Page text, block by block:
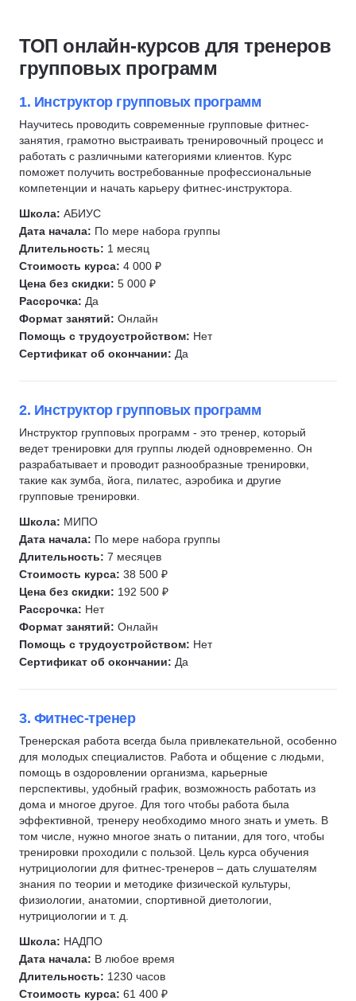
Маникюр
Массаж
Антиэйджинг
Медицина
Стоматология
Ветеринария
Медицинский регистратор
Коррекция фигуры
Коррекция бровей
Медицинский массаж
Эпиляция
Депиляция
Рентгенолаборант
Массаж лица
Антицеллюлитный массаж
Профпатология
EAACI
Иммунология
Аллергология
Дерматология
Уход за волосами
Уход за кожей
Лимфодренажный массаж
Фитнес-нутрициолог
Кинезиология
Гомеопатия
Фитнес тренеры
ТОП онлайн-курсов для тренеров
групповых программ
1. Инструктор групповых программ
Научитесь проводить современные групповые фитнес-
занятия, грамотно выстраивать тренировочный процесс и
работать с различными категориями клиентов. Курс
поможет получить востребованные профессиональные
компетенции и начать карьеру фитнес-инструктора.
Школа: АБИУС
Дата начала: По мере набора группы
Длительность: 1 месяц
Стоимость курса: 4 000 ₽
Цена без скидки: 5 000 ₽
Рассрочка: Да
Формат занятий: Онлайн
Помощь с трудоустройством: Нет
Сертификат об окончании: Да
2. Инструктор групповых программ
Инструктор групповых программ - это тренер, который
ведет тренировки для группы людей одновременно. Он
разрабатывает и проводит разнообразные тренировки,
такие как зумба, йога, пилатес, аэробика и другие
групповые тренировки.
Школа: МИПО
Дата начала: По мере набора группы
Длительность: 7 месяцев
Стоимость курса: 38 500 ₽
Цена без скидки: 192 500 ₽
Рассрочка: Нет
Формат занятий: Онлайн
Помощь с трудоустройством: Нет
Сертификат об окончании: Да
3. Фитнес-тренер
Тренерская работа всегда была привлекательной, особенно
для молодых специалистов. Работа и общение с людьми,
помощь в оздоровлении организма, карьерные
перспективы, удобный график, возможность работать из
дома и многое другое. Для того чтобы работа была
эффективной, тренеру необходимо много знать и уметь. В
том числе, нужно многое знать о питании, для того, чтобы
тренировки проходили с пользой. Цель курса обучения
нутрициологии для фитнес-тренеров – дать слушателям
знания по теории и методике физической культуры,
физиологии, анатомии, спортивной диетологии,
нутрициологии и т. д.
Школа: НАДПО
Дата начала: В любое время
Длительность: 1230 часов
Стоимость курса: 61 400 ₽